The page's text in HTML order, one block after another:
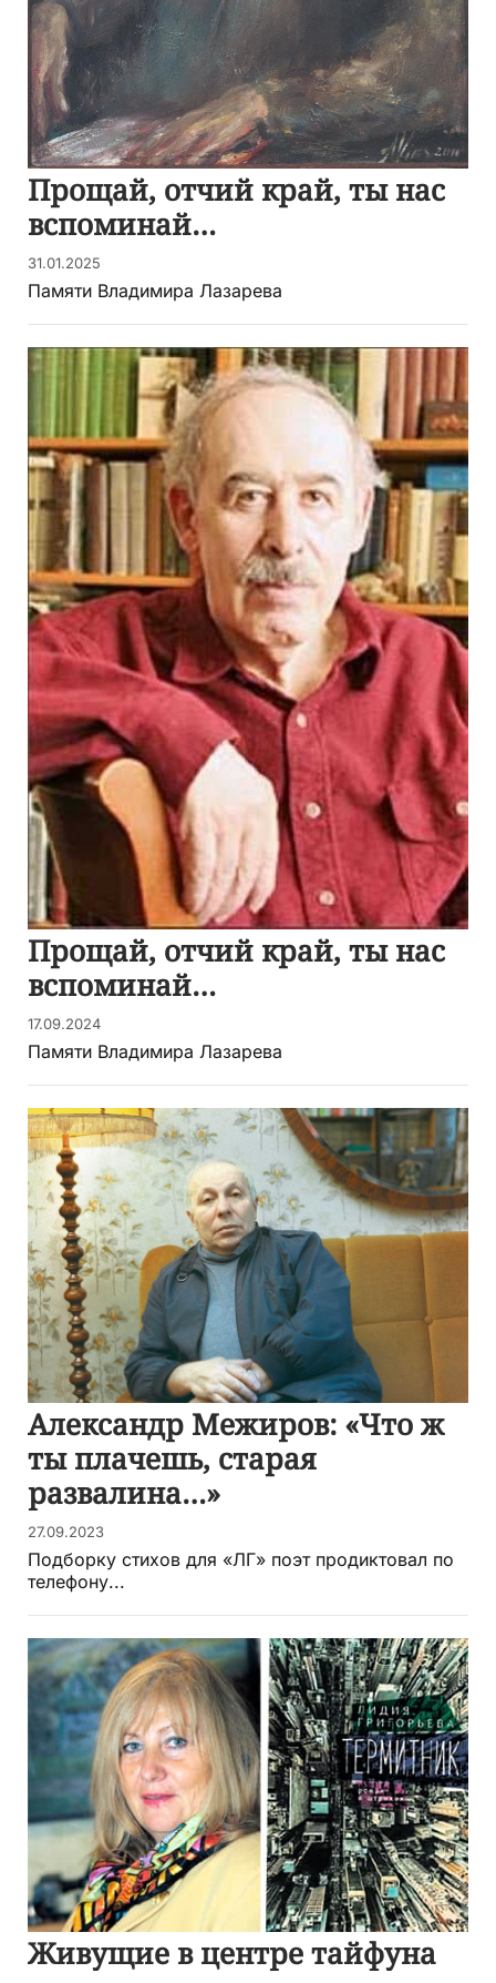
Прощай, отчий край, ты нас
вспоминай…
31.01.2025
Памяти Владимира Лазарева
Прощай, отчий край, ты нас
вспоминай…
17.09.2024
Памяти Владимира Лазарева
Александр Межиров: «Что ж
ты плачешь, старая
развалина…»
27.09.2023
Подборку стихов для «ЛГ» поэт продиктовал по
телефону...
Живущие в центре тайфуна